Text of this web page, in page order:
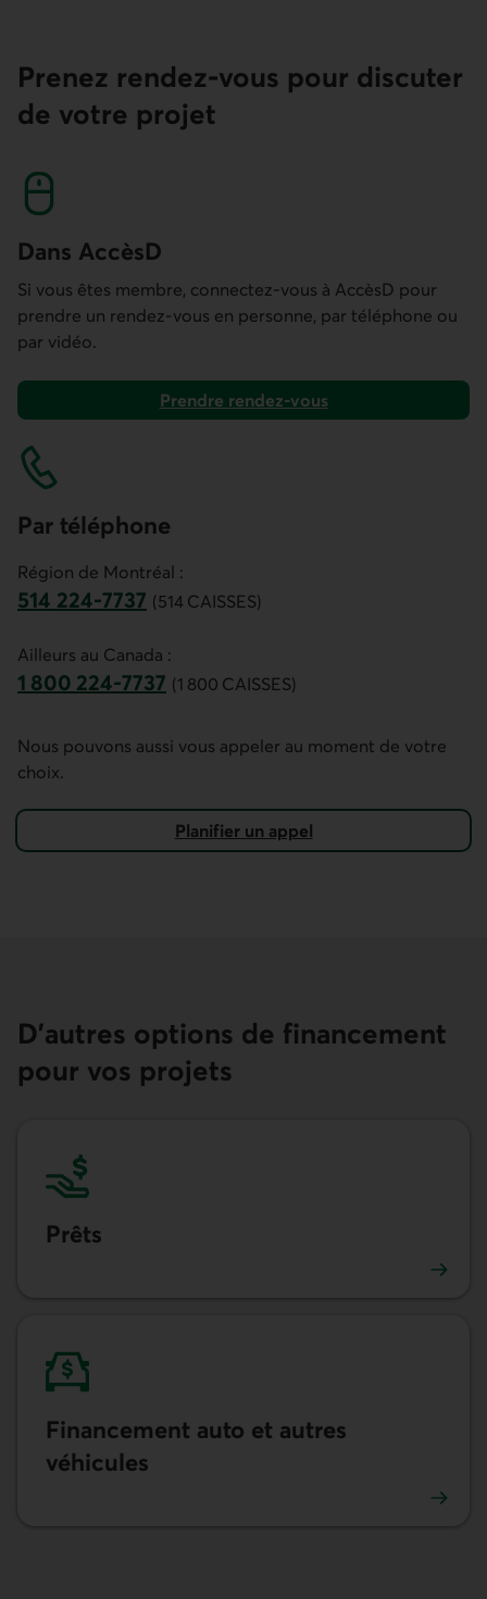
Prenez rendez-vous pour discuter
de votre projet
Dans AccèsD
Si vous êtes membre, connectez-vous à AccèsD pour
prendre un rendez-vous en personne, par téléphone ou
par vidéo.
Prendre rendez-vous
dans AccèsD
Par téléphone
Région de Montréal :
514 224-7737 (514 CAISSES)
Ailleurs au Canada :
1 800 224-7737 (1 800 CAISSES)
Nous pouvons aussi vous appeler au moment de votre
choix.
Planifier un appel
pour prendre rendez-vous pour votre marge de crédit
D’autres options de financement
pour vos projets
Prêts
Finan­cement auto et autres
véhicules